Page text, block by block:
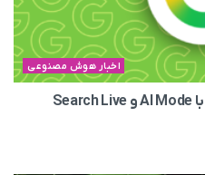
اخبار هوش مصنوعی
گوگل جستجوی صوتی اندروید را با AI Mode و Search Live